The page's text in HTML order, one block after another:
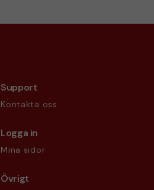
Support
Kontakta oss
Logga in
Mina sidor
Övrigt